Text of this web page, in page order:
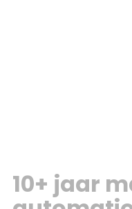
10+ jaar